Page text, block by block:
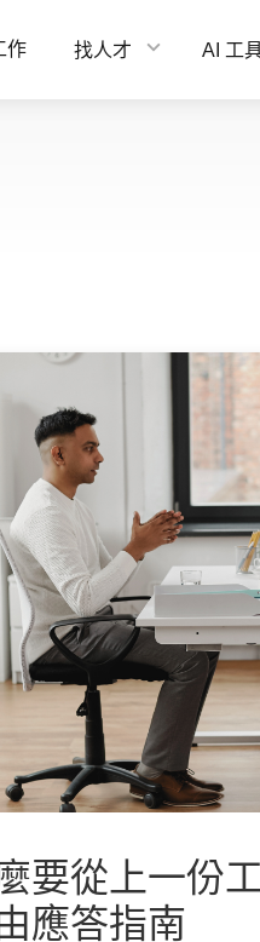
作 找人才 AI 工
麼要從上一份
應答指南